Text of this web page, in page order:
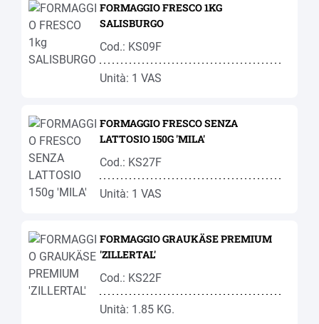
FORMAGGIO FRESCO 1KG
SALISBURGO
Cod.: KS09F
Unità: 1 VAS
FORMAGGIO FRESCO SENZA
LATTOSIO 150G 'MILA'
Cod.: KS27F
Unità: 1 VAS
FORMAGGIO GRAUKÄSE PREMIUM
'ZILLERTAL'
Cod.: KS22F
Unità: 1.85 KG.